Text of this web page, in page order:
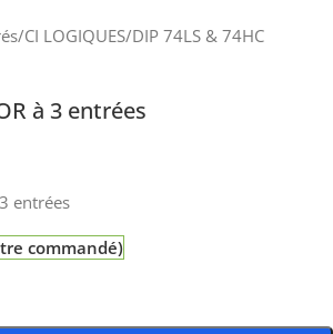
/CI LOGIQUES/DIP 74LS & 74HC
à 3 entrées
entrées
commandé)